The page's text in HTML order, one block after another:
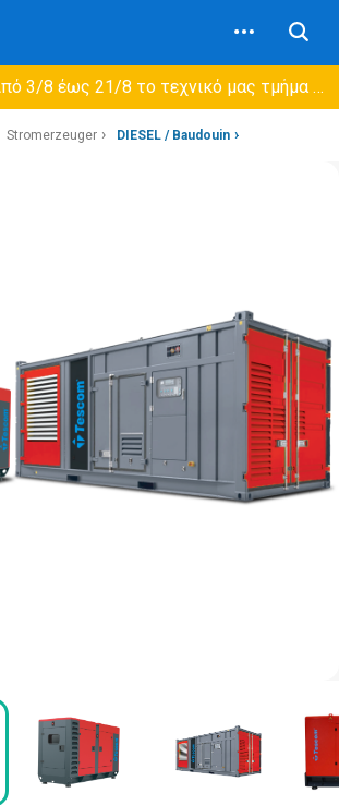
Από 3/8 έως 21/8 τo τεχνικό μας τμήμα θα εξυπηρετεί μόνο συμβόλαια συντήρησης και όχι νέες παραλαβές →
Stromerzeuger DIESEL / Baudouin